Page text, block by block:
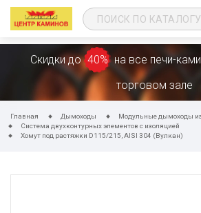
Скидки до 40% на все печи-
торговом зале
Главная Дымоходы
Модульные дымоходы
Система двухконтурных элементов с изоляцией
Хомут под растяжки D115/215, AISI 304 (Вулкан)